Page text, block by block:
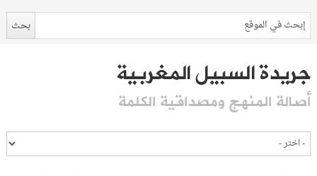
جريدة السبيل المغربية
أصالة المنهج ومصداقية الكلمة